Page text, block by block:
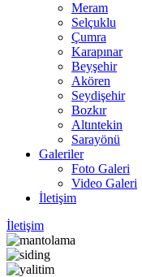
Meram
Selçuklu
Çumra
Karapınar
Beyşehir
Akören
Seydişehir
Bozkır
Altıntekin
Sarayönü
Galeriler
Foto Galeri
Video Galeri
İletişim
İletişim